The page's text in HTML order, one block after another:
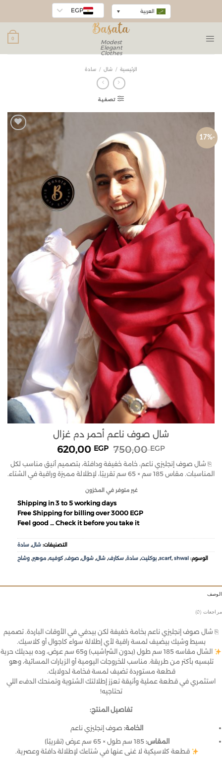
العربية EGP
Modest
Elegant
Clothes
الرئيسية / شال / سادة
تصفية
-17%
Add to
wishlist
شال صوف ناعم أحمر دم غزال
750,00EGP
620,00EGP
⎘ شال صوف إنجليزي ناعم، خامة خفيفة ودافئة، بتصميم أنيق مناسب لكل
المناسبات. مقاس 185 سم × 65 سم تقريبًا، لإطلالة مميزة وراقية في الشتاء.
غير متوفر في المخزون
Shipping in 3 to 5 working days
Free Shipping for billing over 3000 EGP
Feel good … Check it before you take it
التصنيفات:شال,سادة
الوسوم: scarf,shwal
,بوكليت,سادة,سكارف,شال,شوال,صوف,كوفيه,موهير,وشاح
(0)
شال صوف إنجليزي ناعم بخامة خفيفة لكن بيدفي في الأوقات الباردة. تصميم
بسيط وشيك بيضيف لمسة راقية لأي إطلالة سواء كاجوال أو كلاسيك.
الشال مقاسه 185 سم طول (بدون الشراشيب) و65 سم عرض، وده بيديلك حرية
تلبسيه بأكتر من طريقة. مناسب للخروجات اليومية أو الزيارات المسائية، وهو
قطعة مستوردة تضيف لمسة فخامة لدولابك.
استثمري في قطعة عملية وأنيقة تعزز إطلالتك الشتوية وتمنحك الدفء اللي
تحتاجيه!
تفاصيل المنتج:
الخامة:صوف إنجليزي ناعم
المقاس:
قطعة كلاسيكية لا غنى عنها في شتاءك لإطلالة دافئة وعصرية.